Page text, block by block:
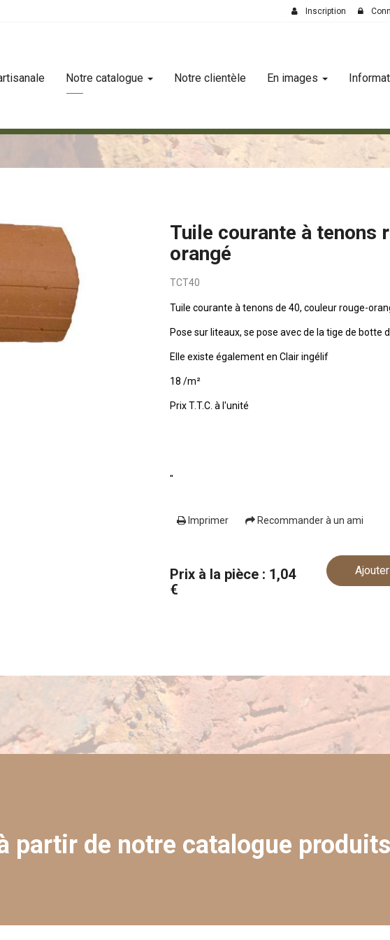
Notre catalogue Notre clientèle En images
Tuile courante à tenons
orangé
TCT40
Tuile courante à tenons de 40, couleur rouge-
Pose sur liteaux, se pose avec de la tige de botte
Elle existe également en Clair ingélif
18 /m²
Prix T.T.C. à l'unité
"
Imprimer Recommander à un ami
Prix à la pièce : 1,04
€
Inscription
partir de notre catalogue